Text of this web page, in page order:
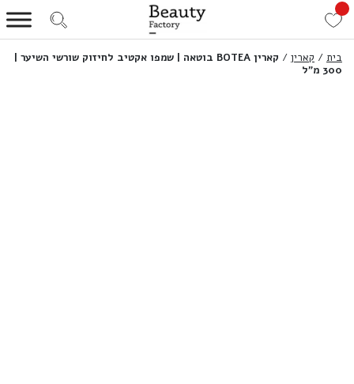
בית / קארין /
קארין BOTEA בוטאה | שמפו אקטיב לחיזוק שורשי השיער |
300 מ”ל